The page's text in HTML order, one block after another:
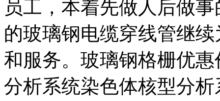
员工，本着先做人后做
的玻璃钢电缆穿线管继
和服务。玻璃钢格栅优
分析系统染色体核型分